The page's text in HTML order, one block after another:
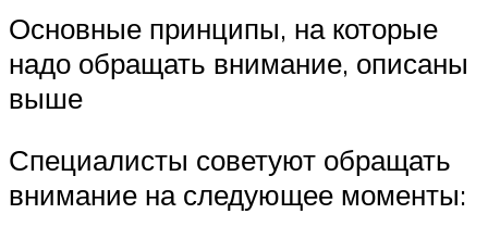
Основные принципы, на которые
надо обращать внимание, описаны
выше
Специалисты советуют обращать
внимание на следующее моменты: